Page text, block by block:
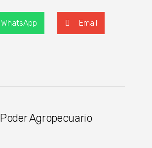
WhatsApp Email
Poder Agropecuario